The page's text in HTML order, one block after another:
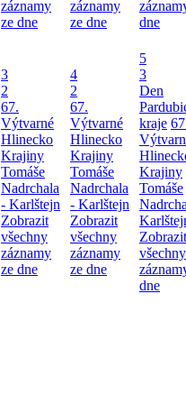
záznamy
ze dne
záznamy
ze dne
dne
3
2
67.
Výtvarné
Hlinecko
Krajiny
Tomáše
Nadrchala
- Karlštejn
Zobrazit
všechny
záznamy
ze dne
4
2
67.
Výtvarné
Hlinecko
Krajiny
Tomáše
Nadrchala
- Karlštejn
Zobrazit
všechny
záznamy
ze dne
5
3
Den
kraje
Krajiny
Tomáše
Zobrazit
všechny
dne